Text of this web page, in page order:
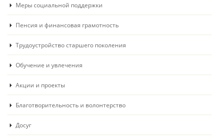
Меры социальной поддержки
Пенсия и финансовая грамотность
Трудоустройство старшего поколения
Обучение и увлечения
Акции и проекты
Благотворительность и волонтерство
Досуг